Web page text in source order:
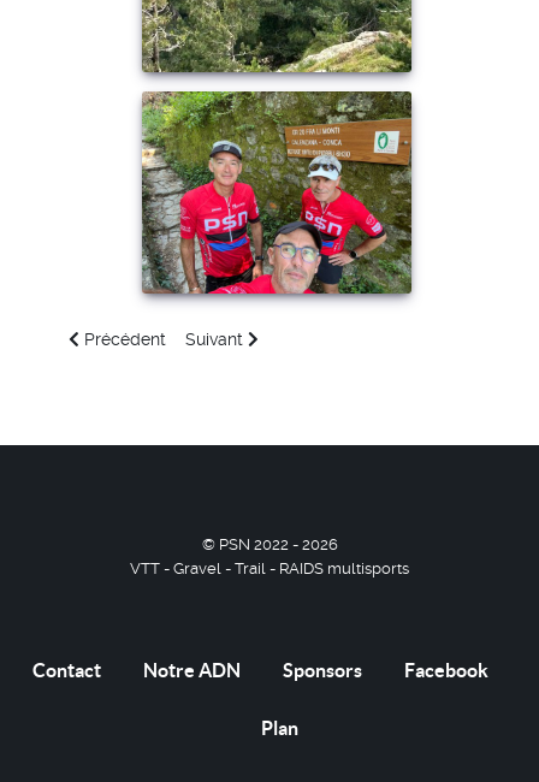
Article précédent : Plougastel Noz Trail 2024 🏃🏾
Précédent Article suivant : SaintéLyon 2023: pour
Suivant
© PSN 2022 - 2026
VTT - Gravel - Trail - RAIDS multisports
Contact Notre ADN Sponsors Facebook
Plan